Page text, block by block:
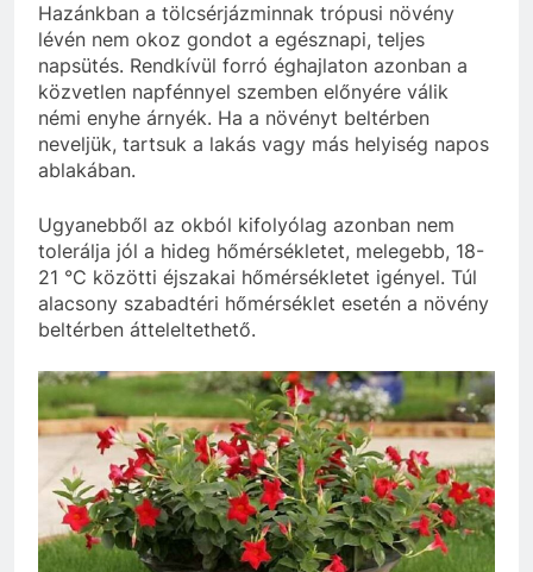
Hazánkban a tölcsérjázminnak trópusi növény
lévén nem okoz gondot a egésznapi, teljes
napsütés. Rendkívül forró éghajlaton azonban a
közvetlen napfénnyel szemben előnyére válik
némi enyhe árnyék. Ha a növényt beltérben
neveljük, tartsuk a lakás vagy más helyiség napos
ablakában.
Ugyanebből az okból kifolyólag azonban nem
tolerálja jól a hideg hőmérsékletet, melegebb, 18-
21 °C közötti éjszakai hőmérsékletet igényel. Túl
alacsony szabadtéri hőmérséklet esetén a növény
beltérben átteleltethető.